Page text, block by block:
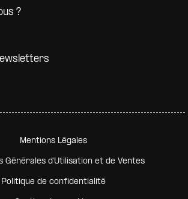
?
secondaire
Mentions Légales
Générales d'Utilisation et de Ventes
Politique de confidentialité